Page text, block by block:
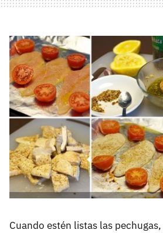
Cuando estén listas las pechugas,